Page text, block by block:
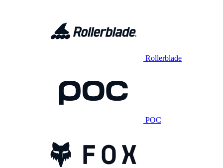
Rollerblade
POC